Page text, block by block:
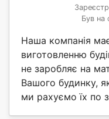
Був на
Наша компанія
виготовленню
не заробляє на
Вашого будинку,
ми рахуємо їх по